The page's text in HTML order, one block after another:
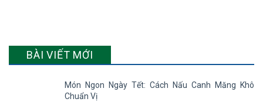
BÀI VIẾT MỚI
Món Ngon Ngày Tết: Cách Nấu Canh Măng Khô
Chuẩn Vị